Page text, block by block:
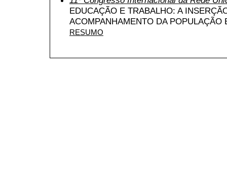
EDUCAÇÃO E TRABALHO: A
ACOMPANHAMENTO DA POPULAÇÃO
RESUMO